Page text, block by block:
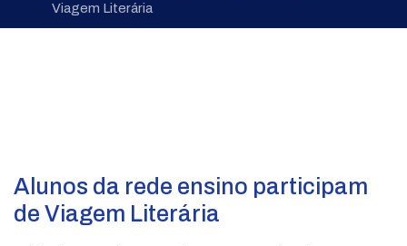
Viagem Literária
Alunos da rede ensino participam
de Viagem Literária